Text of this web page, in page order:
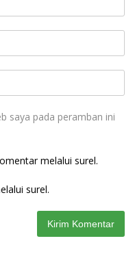
saya pada peramban ini
melalui surel.
surel.